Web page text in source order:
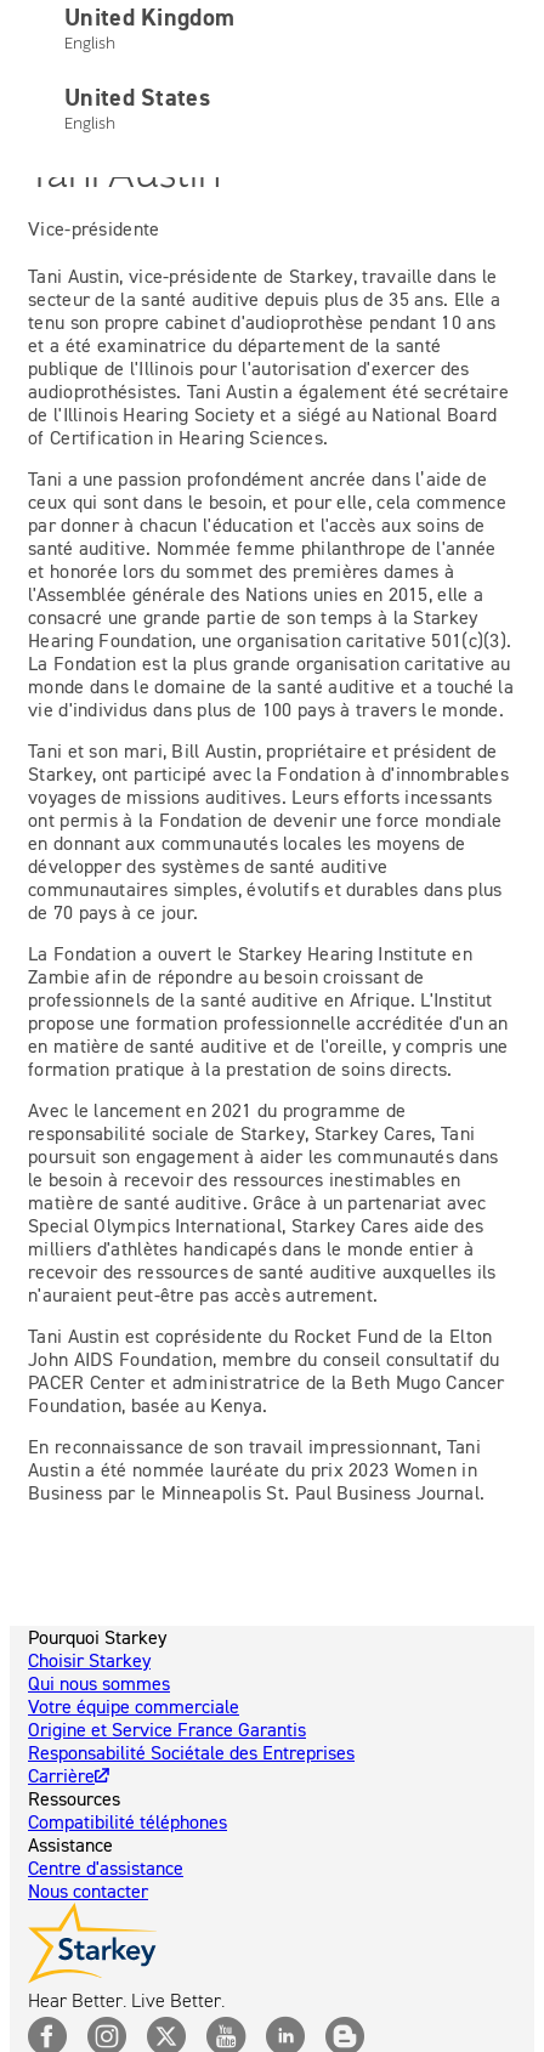
United Kingdom
English
United States
English
Tani Austin
Vice-présidente
Tani Austin, vice-présidente de Starkey, travaille dans le
secteur de la santé auditive depuis plus de 35 ans. Elle a
tenu son propre cabinet d'audioprothèse pendant 10 ans
et a été examinatrice du département de la santé
publique de l'Illinois pour l'autorisation d'exercer des
audioprothésistes. Tani Austin a également été secrétaire
de l'Illinois Hearing Society et a siégé au National Board
of Certification in Hearing Sciences.
Tani a une passion profondément ancrée dans l’aide de
ceux qui sont dans le besoin, et pour elle, cela commence
par donner à chacun l'éducation et l'accès aux soins de
santé auditive. Nommée femme philanthrope de l'année
et honorée lors du sommet des premières dames à
l'Assemblée générale des Nations unies en 2015, elle a
consacré une grande partie de son temps à la Starkey
Hearing Foundation, une organisation caritative 501(c)(3).
La Fondation est la plus grande organisation caritative au
monde dans le domaine de la santé auditive et a touché la
vie d'individus dans plus de 100 pays à travers le monde.
Tani et son mari, Bill Austin, propriétaire et président de
Starkey, ont participé avec la Fondation à d'innombrables
voyages de missions auditives. Leurs efforts incessants
ont permis à la Fondation de devenir une force mondiale
en donnant aux communautés locales les moyens de
développer des systèmes de santé auditive
communautaires simples, évolutifs et durables dans plus
de 70 pays à ce jour.
La Fondation a ouvert le Starkey Hearing Institute en
Zambie afin de répondre au besoin croissant de
professionnels de la santé auditive en Afrique. L'Institut
propose une formation professionnelle accréditée d'un an
en matière de santé auditive et de l'oreille, y compris une
formation pratique à la prestation de soins directs.
Avec le lancement en 2021 du programme de
responsabilité sociale de Starkey, Starkey Cares, Tani
poursuit son engagement à aider les communautés dans
le besoin à recevoir des ressources inestimables en
matière de santé auditive. Grâce à un partenariat avec
Special Olympics International, Starkey Cares aide des
milliers d'athlètes handicapés dans le monde entier à
recevoir des ressources de santé auditive auxquelles ils
n'auraient peut-être pas accès autrement.
Tani Austin est coprésidente du Rocket Fund de la Elton
John AIDS Foundation, membre du conseil consultatif du
PACER Center et administratrice de la Beth Mugo Cancer
Foundation, basée au Kenya.
En reconnaissance de son travail impressionnant, Tani
Austin a été nommée lauréate du prix 2023 Women in
Business par le Minneapolis St. Paul Business Journal.
Pourquoi Starkey
Choisir Starkey
Qui nous sommes
Votre équipe commerciale
Origine et Service France Garantis
Responsabilité Sociétale des Entreprises
Carrière
Ressources
Compatibilité téléphones
Assistance
Centre d'assistance
Nous contacter
Hear Better. Live Better.